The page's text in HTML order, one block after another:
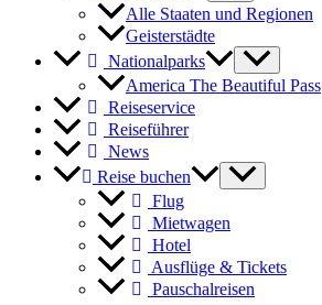
Alle Staaten und Regionen
Geisterstädte
Nationalparks
America The Beautiful Pass
Reiseservice
Reiseführer
News
Reise buchen
Flug
Mietwagen
Hotel
Ausflüge & Tickets
Pauschalreisen